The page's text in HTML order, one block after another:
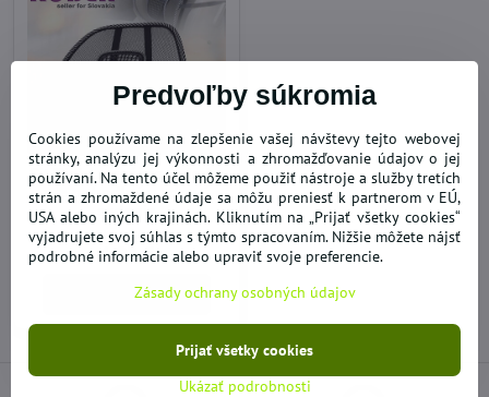
46%
Sit Right masážna opierka
pre pohodlné a zdravé
sedenie
SKLADOM
4,92 €
Do košíka
Predvoľby súkromia
Cookies používame na zlepšenie vašej návštevy tejto webovej
stránky, analýzu jej výkonnosti a zhromažďovanie údajov o jej
používaní. Na tento účel môžeme použiť nástroje a služby tretích
strán a zhromaždené údaje sa môžu preniesť k partnerom v EÚ,
USA alebo iných krajinách. Kliknutím na „Prijať všetky cookies“
vyjadrujete svoj súhlas s týmto spracovaním. Nižšie môžete nájsť
podrobné informácie alebo upraviť svoje preferencie.
Zásady ochrany osobných údajov
Ukázať podrobnosti
Prijať všetky cookies